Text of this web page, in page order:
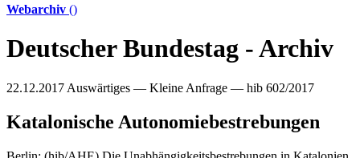
Webarchiv ()
Deutscher Bundestag - Archiv
22.12.2017 Auswärtiges — Kleine Anfrage — hib 602/2017
Katalonische Autonomiebestrebungen